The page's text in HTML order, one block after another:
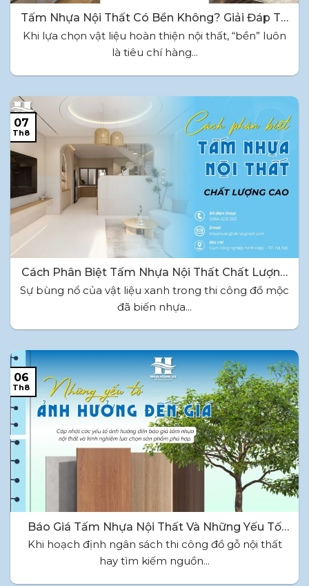
Tấm Nhựa Nội Thất Có Bền Không? Giải Đáp Từ
Nhà Sản Xuất
Khi lựa chọn vật liệu hoàn thiện nội thất, “bền” luôn
là tiêu chí hàng...
Cách Phân Biệt Tấm Nhựa Nội Thất Chất Lượng
Cao
Sự bùng nổ của vật liệu xanh trong thi công đồ mộc
đã biến nhựa...
07
Th8
Báo Giá Tấm Nhựa Nội Thất Và Những Yếu Tố
Ảnh Hưởng Đến Giá
Khi hoạch định ngân sách thi công đồ gỗ nội thất
hay tìm kiếm nguồn...
06
Th8